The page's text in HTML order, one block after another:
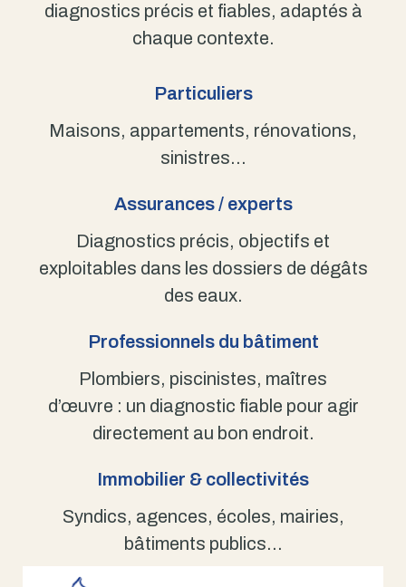
diagnostics précis et fiables, adaptés à
chaque contexte.
Particuliers
Maisons, appartements, rénovations,
sinistres…
Assurances / experts
Diagnostics précis, objectifs et
exploitables dans les dossiers de dégâts
des eaux.
Professionnels du bâtiment
Plombiers, piscinistes, maîtres
d’œuvre : un diagnostic fiable pour agir
directement au bon endroit.
Immobilier & collectivités
Syndics, agences, écoles, mairies,
bâtiments publics…